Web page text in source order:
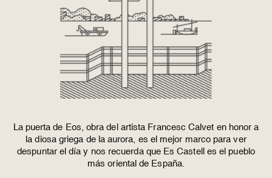
La puerta de Eos, obra del artista Francesc Calvet en honor a
la diosa griega de la aurora, es el mejor marco para ver
despuntar el día y nos recuerda que Es Castell es el pueblo
más oriental de España.